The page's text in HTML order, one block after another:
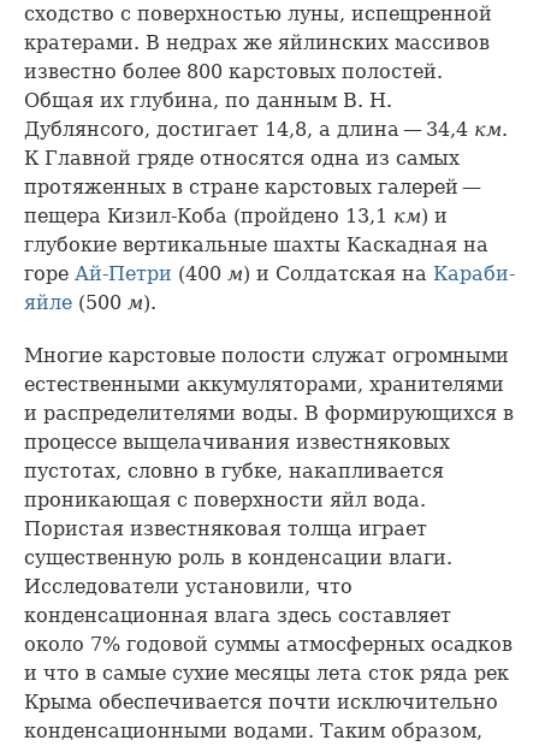
сходство с поверхностью луны, испещренной
кратерами. В недрах же яйлинских массивов
известно более 800 карстовых полостей.
Общая их глубина, по данным В. Н.
Дублянсого, достигает 14,8, а длина — 34,4 км.
К Главной гряде относятся одна из самых
протяженных в стране карстовых галерей —
пещера Кизил-Коба (пройдено 13,1 км) и
глубокие вертикальные шахты Каскадная на
горе Ай-Петри (400 м) и Солдатская на Караби-
яйле (500 м).
Многие карстовые полости служат огромными
естественными аккумуляторами, хранителями
и распределителями воды. В формирующихся в
процессе выщелачивания известняковых
пустотах, словно в губке, накапливается
проникающая с поверхности яйл вода.
Пористая известняковая толща играет
существенную роль в конденсации влаги.
Исследователи установили, что
конденсационная влага здесь составляет
около 7% годовой суммы атмосферных осадков
и что в самые сухие месяцы лета сток ряда рек
Крыма обеспечивается почти исключительно
конденсационными водами. Таким образом,